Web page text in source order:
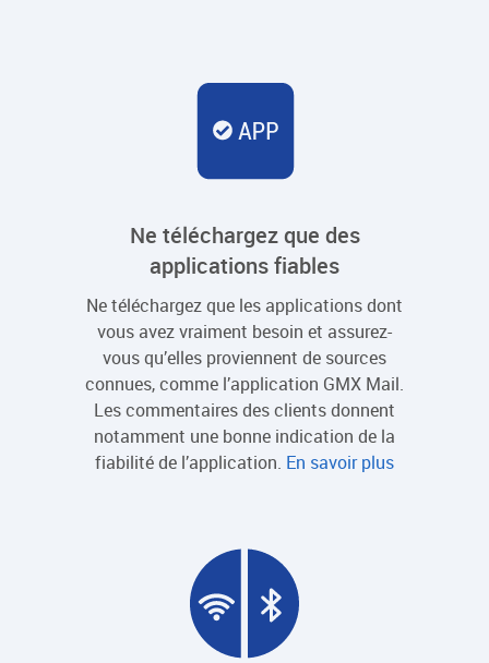
Ne téléchargez que des
applications fiables
Ne téléchargez que les applications dont
vous avez vraiment besoin et assurez-
vous qu’elles proviennent de sources
connues, comme l’application GMX Mail.
Les commentaires des clients donnent
notamment une bonne indication de la
fiabilité de l’application. En savoir plus